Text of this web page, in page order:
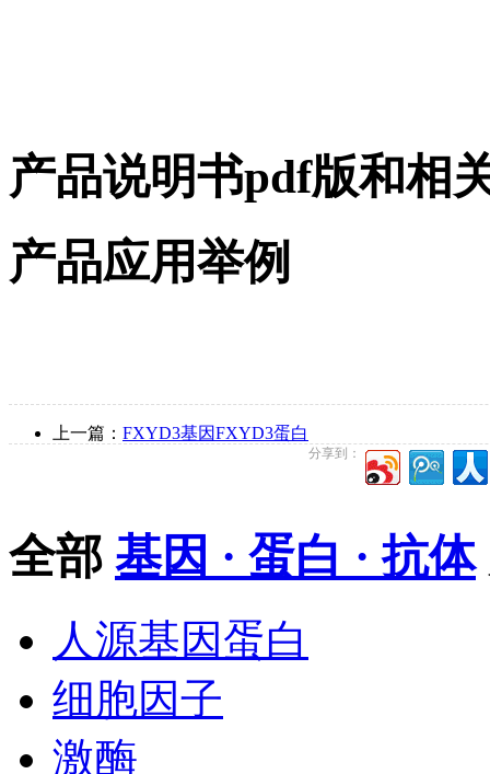
产品说明书pdf版和相
产品应用举例
上一篇： FXYD3基因FXYD3蛋白
分享到：
全部 基因 · 蛋白 · 抗体
人源基因蛋白
细胞因子
激酶